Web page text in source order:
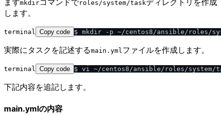
まずmkdirコマンドでroles​/​system​/​taskディレクトリを作成
します。
terminal Copy code
実際にタスクを記述するmain.ymlファイルを作成します。
terminal Copy code
下記内容を追記します。
main.ymlの内容